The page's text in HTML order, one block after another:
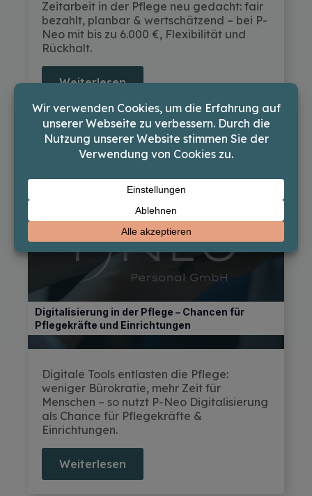
Zeitarbeit in der Pflege neu gedacht: fair
bezahlt, planbar & wertschätzend – bei P-
Neo mit bis zu 6.000 €, Flexibilität und
Rückhalt.
Weiterlesen
03.10.2025
Digitalisierung in der Pflege – Chancen für
Pflegekräfte und Einrichtungen
Digitale Tools entlasten die Pflege:
weniger Bürokratie, mehr Zeit für
Menschen – so nutzt P-Neo Digitalisierung
als Chance für Pflegekräfte &
Einrichtungen.
Weiterlesen